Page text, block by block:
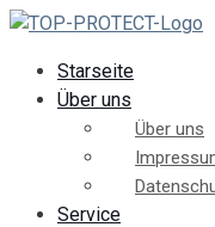
Starseite
Über uns
Über uns
Service